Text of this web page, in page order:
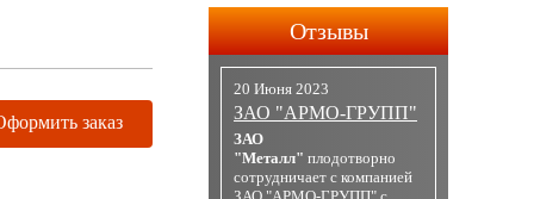
заказ
Отзывы
20 Июня 2023
ЗАО "АРМО-ГРУПП"
ЗАО
"Металл" плодотворно
сотрудничает с компанией